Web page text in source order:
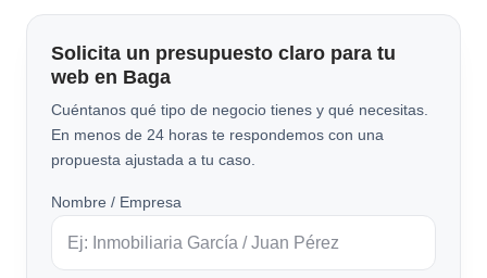
Solicita un presupuesto claro para tu
web en Baga
Cuéntanos qué tipo de negocio tienes y qué necesitas.
En menos de 24 horas te respondemos con una
propuesta ajustada a tu caso.
Nombre / Empresa